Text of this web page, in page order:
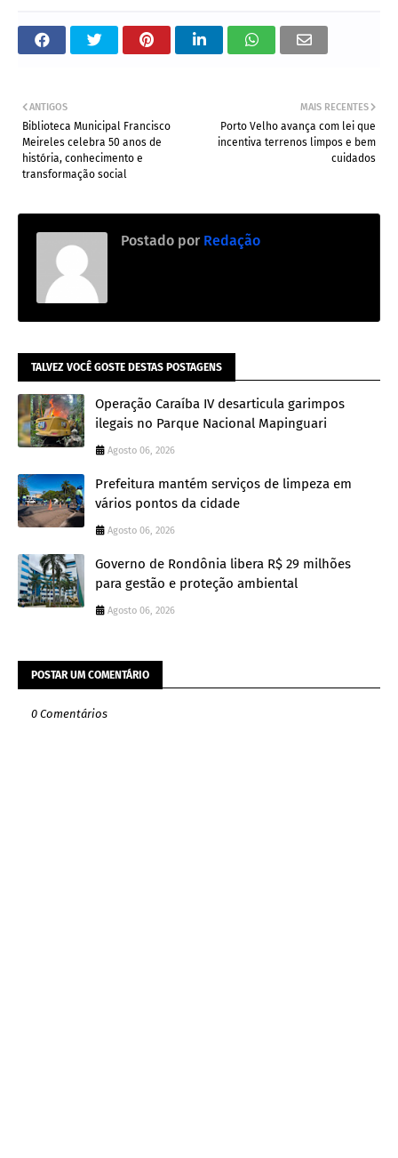
MAIS RECENTES
Porto Velho avança com lei que
incentiva terrenos limpos e bem
cuidados
ANTIGOS
Biblioteca Municipal Francisco
Meireles celebra 50 anos de
história, conhecimento e
transformação social
Postado por Redação
TALVEZ VOCÊ GOSTE DESTAS POSTAGENS
Operação Caraíba IV desarticula garimpos
ilegais no Parque Nacional Mapinguari
Agosto 06, 2026
Prefeitura mantém serviços de limpeza em
vários pontos da cidade
Agosto 06, 2026
Governo de Rondônia libera R$ 29 milhões
para gestão e proteção ambiental
Agosto 06, 2026
POSTAR UM COMENTÁRIO
0 Comentários